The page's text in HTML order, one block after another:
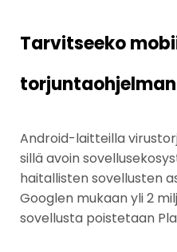
Tarvitseeko
Android-laitteilla
sillä avoin
haitallisten sovellusten
Googlen mukaan yli 2
sovellusta poistetaan